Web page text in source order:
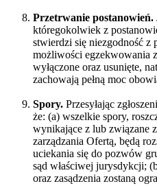
Przetrwanie postanowień.
któregokolwiek z
stwierdzi się niezgodność z
możliwości egzekwowania
wyłączone oraz usunięte,
zachowają pełną moc
Spory. Przesyłając
że: (a) wszelkie spory,
wynikające z lub związane
zarządzania Ofertą, będą
uciekania się do pozwów
sąd właściwej jurysdykcji;
oraz zasądzenia zostaną